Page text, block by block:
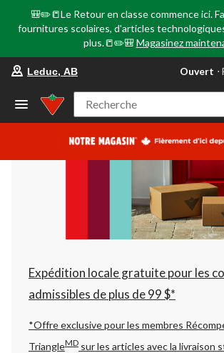
🎒✏️📒Le Retour en classe commence ici.
fournitures scolaires, d'articles
plus.📒✏️🎒 Magasinez
votre
préféré
Leduc,
AB,
courament
Fermeture
à
22:00
cliquer
pour
changer
Leduc, AB Ouvert
Recherche
Expédition locale gratuite pour les
admissibles de plus de 99 $*
*Offre exclusive pour les membres
TriangleMD sur les articles avec la livraison